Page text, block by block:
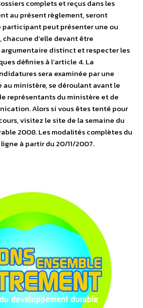
complets et reçus dans les
au présent règlement, seront
participant peut présenter une ou
d’elle devant être
argumentaire distinct et respecter les
définies à l’article 4. La
sera examinée par une
ministère, se déroulant avant le
représentants du ministère et de
Alors si vous êtes tenté pour
visitez le site de la semaine du
2008. Les modalités complètes du
à partir du 20/11/2007.